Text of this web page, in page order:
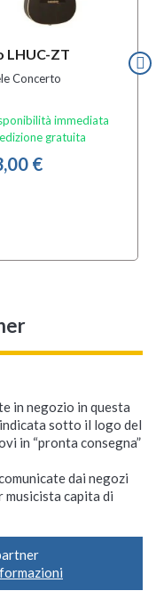
LHUC-ZT
Concerto
immediata
gratuita
€
in negozio in questa
sotto il logo del
in “pronta consegna”
dai negozi
capita di